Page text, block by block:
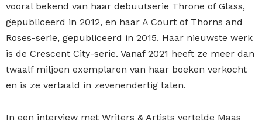
vooral bekend van haar debuutserie Throne of Glass,
gepubliceerd in 2012, en haar A Court of Thorns and
Roses-serie, gepubliceerd in 2015. Haar nieuwste werk
is de Crescent City-serie. Vanaf 2021 heeft ze meer dan
twaalf miljoen exemplaren van haar boeken verkocht
en is ze vertaald in zevenendertig talen.
In een interview met Writers & Artists vertelde Maas